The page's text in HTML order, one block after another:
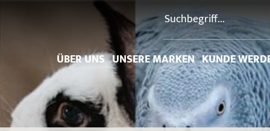
ÜBER UNS UNSERE MARKEN KUNDE